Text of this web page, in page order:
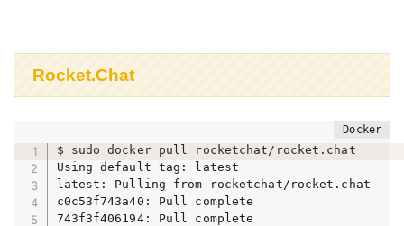
Rocket.Chat
$ sudo docker pull rocketchat/rocket.chat
Using default tag: latest
latest: Pulling from rocketchat/rocket.chat
c0c53f743a40: Pull complete
743f3f406194: Pull complete